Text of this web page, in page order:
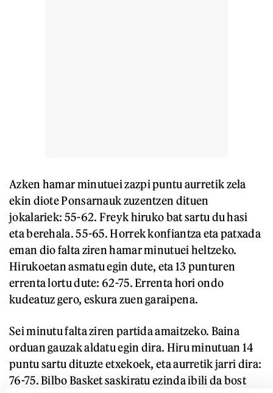
Azken hamar minutuei zazpi puntu aurretik zela
ekin diote Ponsarnauk zuzentzen dituen
jokalariek: 55-62. Freyk hiruko bat sartu du hasi
eta berehala. 55-65. Horrek konfiantza eta patxada
eman dio falta ziren hamar minutuei heltzeko.
Hirukoetan asmatu egin dute, eta 13 punturen
errenta lortu dute: 62-75. Errenta hori ondo
kudeatuz gero, eskura zuen garaipena.
Sei minutu falta ziren partida amaitzeko. Baina
orduan gauzak aldatu egin dira. Hiru minutuan 14
puntu sartu dituzte etxekoek, eta aurretik jarri dira:
76-75. Bilbo Basket saskiratu ezinda ibili da bost